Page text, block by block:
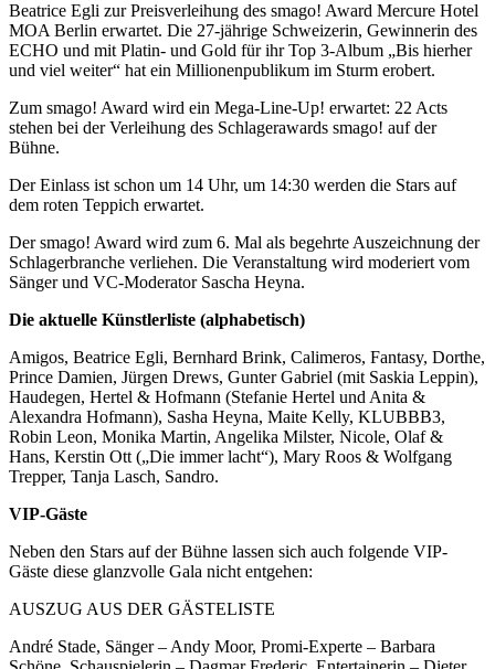
Beatrice Egli zur Preisverleihung des smago! Award Mercure Hotel
MOA Berlin erwartet. Die 27-jährige Schweizerin, Gewinnerin des
ECHO und mit Platin- und Gold für ihr Top 3-Album „Bis hierher
und viel weiter“ hat ein Millionenpublikum im Sturm erobert.
Zum smago! Award wird ein Mega-Line-Up! erwartet: 22 Acts
stehen bei der Verleihung des Schlagerawards smago! auf der
Bühne.
Der Einlass ist schon um 14 Uhr, um 14:30 werden die Stars auf
dem roten Teppich erwartet.
Der smago! Award wird zum 6. Mal als begehrte Auszeichnung der
Schlagerbranche verliehen. Die Veranstaltung wird moderiert vom
Sänger und VC-Moderator Sascha Heyna.
Die aktuelle Künstlerliste (alphabetisch)
Amigos, Beatrice Egli, Bernhard Brink, Calimeros, Fantasy, Dorthe,
Prince Damien, Jürgen Drews, Gunter Gabriel (mit Saskia Leppin),
Haudegen, Hertel & Hofmann (Stefanie Hertel und Anita &
Alexandra Hofmann), Sasha Heyna, Maite Kelly, KLUBBB3,
Robin Leon, Monika Martin, Angelika Milster, Nicole, Olaf &
Hans, Kerstin Ott („Die immer lacht“), Mary Roos & Wolfgang
Trepper, Tanja Lasch, Sandro.
VIP-Gäste
Neben den Stars auf der Bühne lassen sich auch folgende VIP-
Gäste diese glanzvolle Gala nicht entgehen:
AUSZUG AUS DER GÄSTELISTE
André Stade, Sänger – Andy Moor, Promi-Experte – Barbara